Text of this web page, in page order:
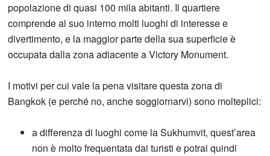
popolazione di quasi 100 mila abitanti. Il quartiere
comprende al suo interno molti luoghi di interesse e
divertimento, e la maggior parte della sua superficie è
occupata dalla zona adiacente a Victory Monument.
I motivi per cui vale la pena visitare questa zona di
Bangkok (e perché no, anche soggiornarvi) sono molteplici:
a differenza di luoghi come la Sukhumvit, quest’area
non è molto frequentata dai turisti e potrai quindi